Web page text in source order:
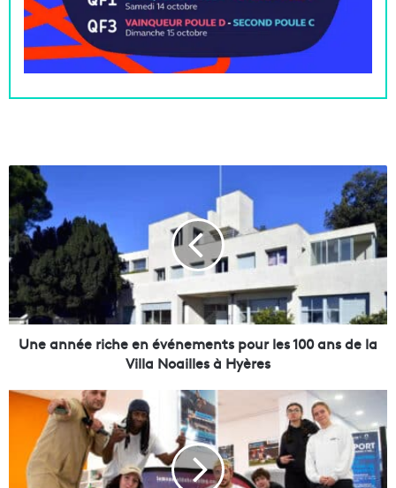
U
n
e
a
n
n
é
e
r
e
Une année riche en événements pour les 100 ans de la
Villa Noailles à Hyères
L